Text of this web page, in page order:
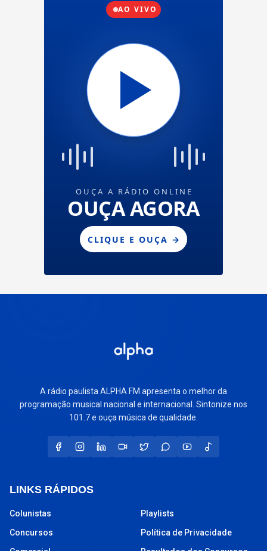
A rádio paulista ALPHA FM apresenta o melhor da
programação musical nacional e internacional. Sintonize nos
101.7 e ouça música de qualidade.
LINKS RÁPIDOS
Colunistas
Concursos
Playlists
Política de Privacidade